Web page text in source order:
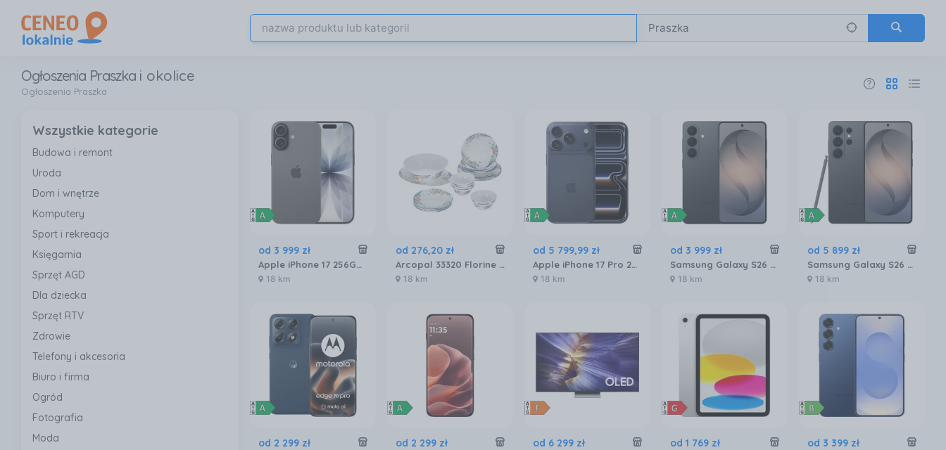
Ogłoszenia Praszka i okolice
Ogłoszenia Praszka
Wszystkie kategorie
Budowa i remont
Uroda
Dom i wnętrze
Komputery
Sport i rekreacja
Księgarnia
Sprzęt AGD
Dla dziecka
Sprzęt RTV
Zdrowie
Telefony i akcesoria
Biuro i firma
Ogród
Fotografia
Moda
od 3 999 zł
Apple iPhone 17 256GB Czarny
18 km
od 276,20 zł
Arcopal 33320 Florine Serwis Zestaw Obiadowy 26EL
18 km
od 5 799,99 zł
Apple iPhone 17 Pro 256GB Głębinowy błękit
18 km
od 3 999 zł
Samsung Galaxy S26 SM-S942 12/256GB Czarny
18 km
od 5 899 zł
Samsung Galaxy S26 Ultra SM-S948 5G 12/256GB Czarny
18 km
od 2 299 zł od 2 299 zł od 6 299 zł od 1 769 zł od 3 399 zł